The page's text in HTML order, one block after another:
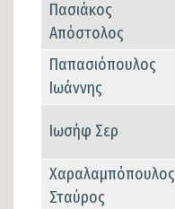
Πασιάκος
Απόστολος
Παπασιόπουλος
Ιωάννης
Ιωσήφ Σερ
Χαραλαμπόπουλος
Σταύρος